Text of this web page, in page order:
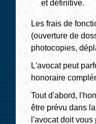
et définitive.
Les frais de
(ouverture de
photocopies,
L'avocat peut
honoraire
Tout d'abord,
être prévu dans
l'avocat doit